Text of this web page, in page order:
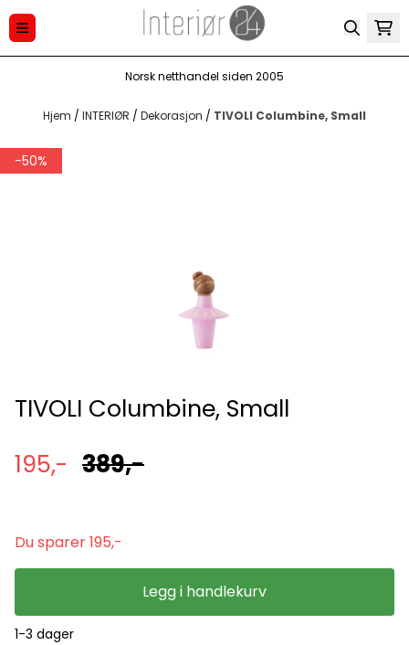
Hopp til innhold
Norsk netthandel siden 2005
Hjem / INTERIØR / Dekorasjon / TIVOLI Columbine, Small
-50%
TIVOLI Columbine, Small
195,- 389,-
Du sparer 195,-
Legg i handlekurv
1-3 dager